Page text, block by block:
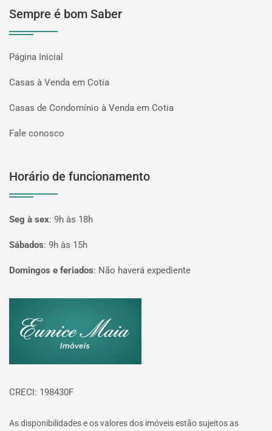
Sempre é bom Saber
Página Inicial
Casas à Venda em Cotia
Casas de Condomínio à Venda em Cotia
Fale conosco
Horário de funcionamento
Seg à sex: 9h às 18h
Sábados: 9h às 15h
Domingos e feriados: Não haverá expediente
CRECI: 198430F
As disponibilidades e os valores dos imóveis estão sujeitos as